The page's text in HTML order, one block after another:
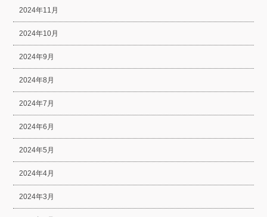
2024年11月
2024年10月
2024年9月
2024年8月
2024年7月
2024年6月
2024年5月
2024年4月
2024年3月